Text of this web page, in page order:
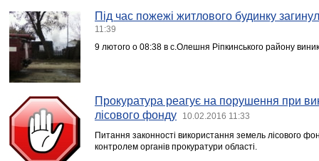
Під час пожежі житлового будинку
11:39
9 лютого о 08:38 в с.Олешня Ріпкинського району
Прокуратура реагує на порушення при
лісового фонду
10.02.2016 11:33
Питання законності використання земель лісового
контролем органів прокуратури області.